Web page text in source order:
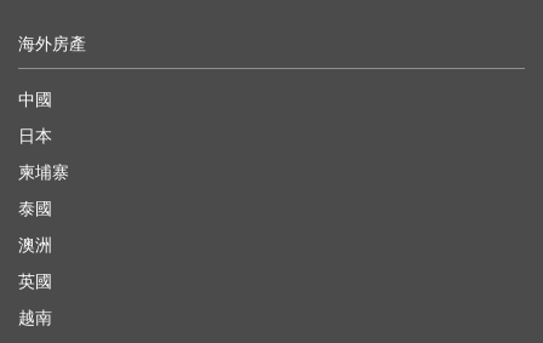
海外房產
中國
日本
柬埔寨
泰國
澳洲
英國
越南